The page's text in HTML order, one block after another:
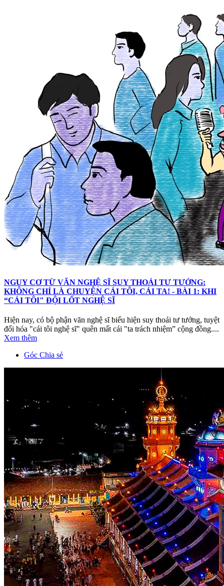
NGUY CƠ TỪ VĂN NGHỆ SĨ SUY THOÁI TƯ TƯỞNG:
KHÔNG CHỈ LÀ CHUYỆN CÁI TÔI, CÁI TA! - BÀI 1: KHI
“CÁI TÔI" ĐỘI LỐT NGHỆ SĨ
Hiện nay, có bộ phận văn nghệ sĩ biểu hiện suy thoái tư tưởng, tuyệt
đối hóa "cái tôi nghệ sĩ" quên mất cái "ta trách nhiệm” cộng đồng....
Xem thêm
Góc Chia sẻ